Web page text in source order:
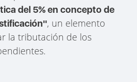
del 5% en concepto de
, un elemento
la tributación de los